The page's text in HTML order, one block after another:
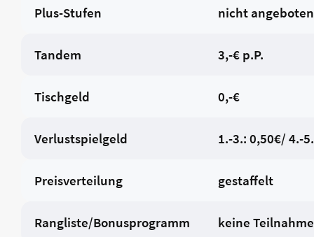
Plus-Stufen nicht angeboten
Tandem 3,-€ p.P.
Tischgeld 0,-€
Verlustspielgeld 1.-3.: 0,50€/ 4.-
Preisverteilung gestaffelt
Rangliste/Bonusprogramm keine Teilnahme